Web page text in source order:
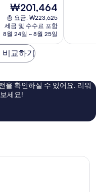
현
재
요
금
₩201,464
₩201,464
총 요금: ₩223,625
세금 및 수수료 포함
8월 24일 ~ 8월 25일
매
요,
이
비교하기
을 확인하실 수 있어요. 리워
세요!